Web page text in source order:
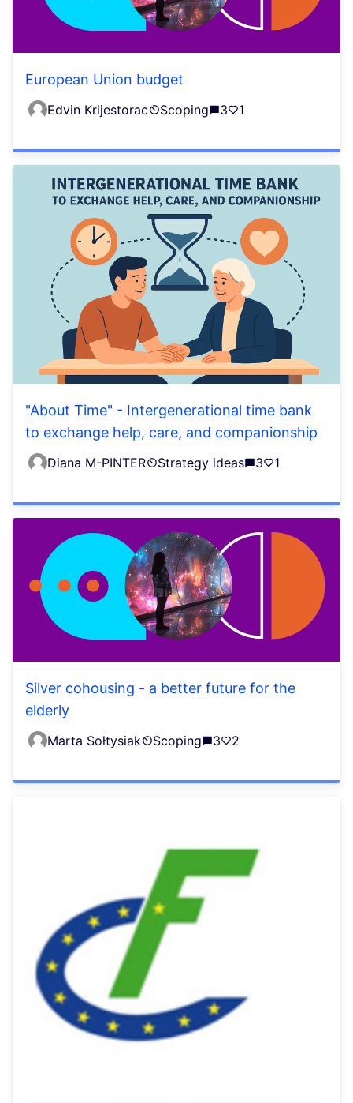
European Union budget
Edvin Krijestorac Scoping 3 1
"About Time" - Intergenerational time bank
to exchange help, care, and companionship
Diana M-PINTER Strategy ideas 3 1
Silver cohousing - a better future for the
elderly
Marta Sołtysiak Scoping 3 2